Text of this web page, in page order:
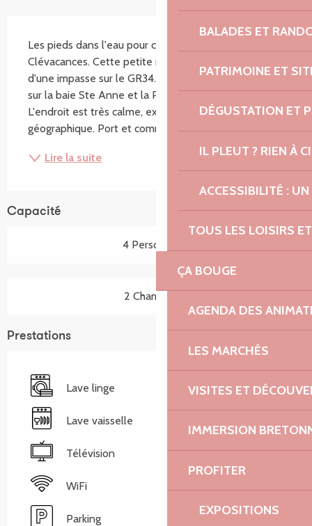
BALADES ET
PATRIMOINE ET
DÉGUSTATION ET
IL PLEUT ? RIEN À
ACCESSIBILITÉ :
TOUS LES LOISIRS
ÇA BOUGE
AGENDA DES
LES MARCHÉS
VISITES ET
IMMERSION
PROFITER
EXPOSITIONS
Les pieds dans l'eau pour ce très agréable penty 3
Clévacances. Cette petite maison est située au bas
d'une impasse sur le GR34. La vue est très dégagée
sur la baie Ste Anne et la Presqu'île de Renote.
L'endroit est très calme, excellente situation
géographique. Port et commerces à 200 m. Accès...
Lire la suite
Capacité
4 Personne(s)
2 Chambre(s)
Prestations
Lave linge
Lave vaisselle
Télévision
WiFi
Parking